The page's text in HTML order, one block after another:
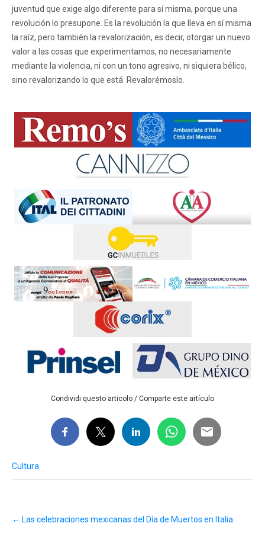
juventud que exige algo diferente para sí misma, porque una
revolución lo presupone. Es la revolución la que lleva en sí misma
la raíz, pero también la revalorización, es decir, otorgar un nuevo
valor a las cosas que experimentamos, no necesariamente
mediante la violencia, ni con un tono agresivo, ni siquiera bélico,
sino revalorizando lo que está. Revalorémoslo.
Condividi questo articolo / Comparte este artículo
Cultura
navigation
← Las celebraciones mexicanas del Día de Muertos en Italia